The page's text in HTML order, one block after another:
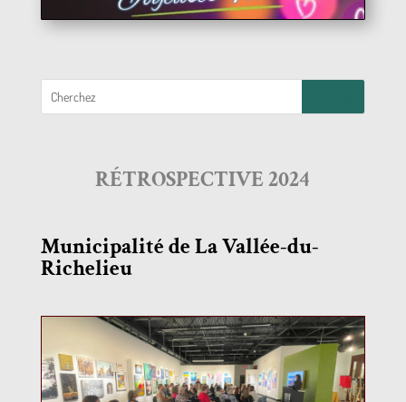
RÉTROSPECTIVE 2024
Municipalité de La Vallée-du-
Richelieu